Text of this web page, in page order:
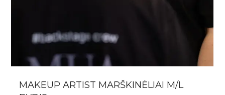
MAKEUP ARTIST MARŠKINĖLIAI M/L